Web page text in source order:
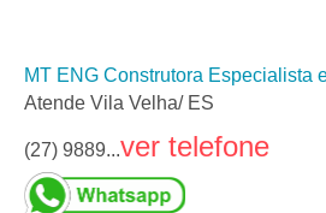
MT ENG Construtora Especialista
Atende Vila Velha/ ES
(27) 9889...ver telefone